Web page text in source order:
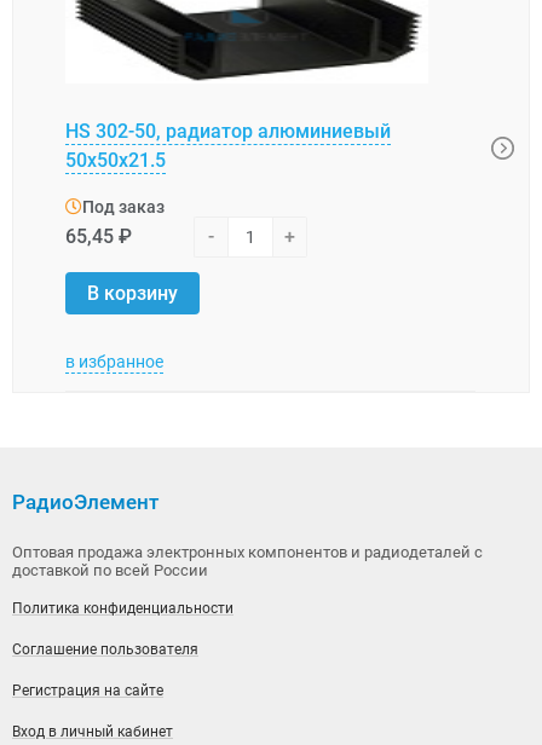
HS 302-50, радиатор алюминиевый
50x50x21.5
Под заказ
65,45 ₽ - +
В корзину
в избранное
РадиоЭлемент
Оптовая продажа электронных компонентов и радиодеталей с
доставкой по всей России
Политика конфиденциальности
Соглашение пользователя
Регистрация на сайте
Вход в личный кабинет